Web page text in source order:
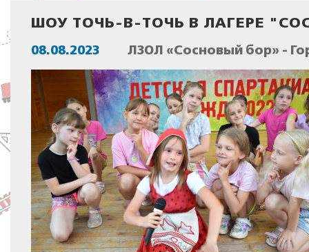
ШОУ ТОЧЬ-В-ТОЧЬ В ЛАГЕРЕ
08.08.2023 ЛЗОЛ «Сосновый бор» -